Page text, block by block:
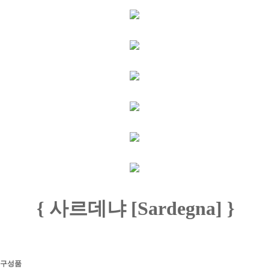
{ 사르데냐 [Sardegna] }
구성품